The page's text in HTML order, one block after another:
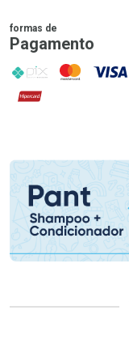
formas de
Pagamento
PIX MasterCard
VISA
Hipercard
Promoção